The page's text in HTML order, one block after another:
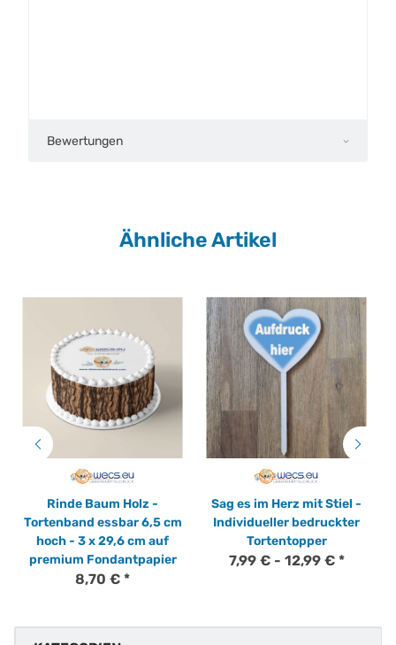
Bewertungen
Ähnliche Artikel
Rinde Baum Holz -
Tortenband essbar 6,5 cm
hoch - 3 x 29,6 cm auf
premium Fondantpapier
8,70 € *
Sag es im Herz mit Stiel -
Individueller bedruckter
Tortentopper
7,99 € - 12,99 € *